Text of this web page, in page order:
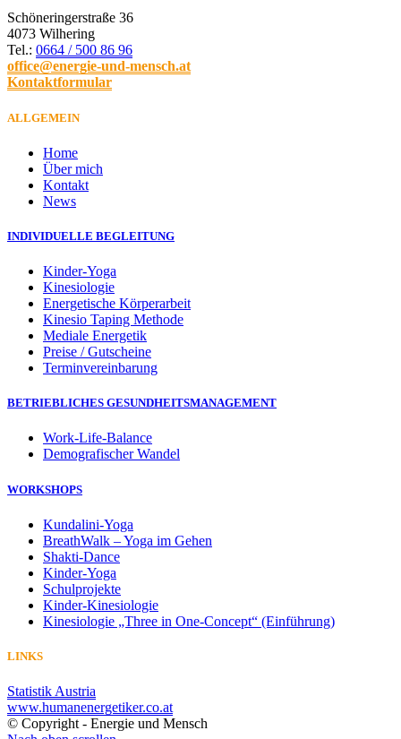
Schöneringerstraße 36
4073 Wilhering
Tel.: 0664 / 500 86 96
office@energie-und-mensch.at
Kontaktformular
ALLGEMEIN
Home
Über mich
Kontakt
News
INDIVIDUELLE BEGLEITUNG
Kinder-Yoga
Kinesiologie
Energetische Körperarbeit
Kinesio Taping Methode
Mediale Energetik
Preise / Gutscheine
Terminvereinbarung
BETRIEBLICHES GESUNDHEITSMANAGEMENT
Work-Life-Balance
Demografischer Wandel
WORKSHOPS
Kundalini-Yoga
BreathWalk – Yoga im Gehen
Shakti-Dance
Kinder-Yoga
Schulprojekte
Kinder-Kinesiologie
Kinesiologie „Three in One-Concept“ (Einführung)
LINKS
Statistik Austria
www.humanenergetiker.co.at
© Copyright - Energie und Mensch